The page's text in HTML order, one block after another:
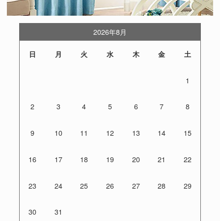
2026年8月
日 月 火 水 木 金 土
1
2 3 4 5 6 7 8
9 10 11 12 13 14 15
16 17 18 19 20 21 22
23 24 25 26 27 28 29
30 31